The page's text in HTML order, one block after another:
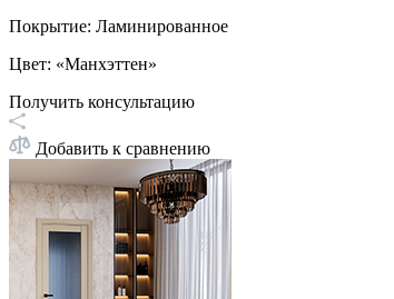
Покрытие: Ламинированное
Цвет: «Манхэттен»
Получить консультацию
Добавить к сравнению